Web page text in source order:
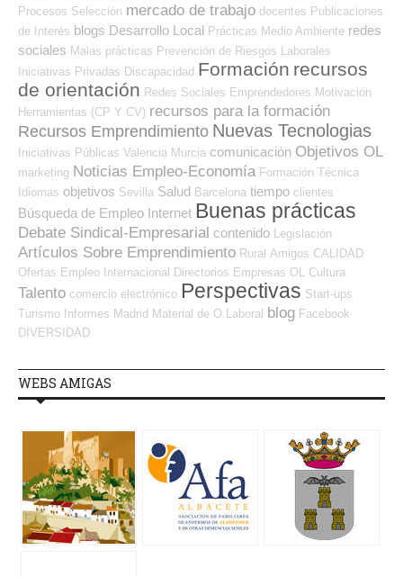
Procesos Selección mercado de trabajo docentes Publicaciones
de Interés blogs Desarrollo Local Prácticas Medio Ambiente redes
sociales Malas prácticas Prevención de Riesgos Laborales
Iniciativas Privadas Discapacidad Formación recursos
de orientación Redes Sociales Emprendedores Motivación
Herramientas (CP Y CV) recursos para la formación
Recursos Emprendimiento Nuevas Tecnologias
Iniciativas Públicas Valencia Murcia comunicación Objetivos OL
marketing Noticias Empleo-Economía Formación Técnica
Idiomas objetivos Sevilla Salud Barcelona tiempo clientes
Búsqueda de Empleo Internet Buenas prácticas
Debate Sindical-Empresarial contenido Legislación
Artículos Sobre Emprendimiento Rural Amigos CALIDAD
Ofertas Empleo Internacional Directorios Empresas OL Cultura
Talento comercio electrónico Perspectivas Start-ups
Turismo Informes Madrid Material de O.Laboral blog Facebook
DIVERSIDAD
WEBS AMIGAS